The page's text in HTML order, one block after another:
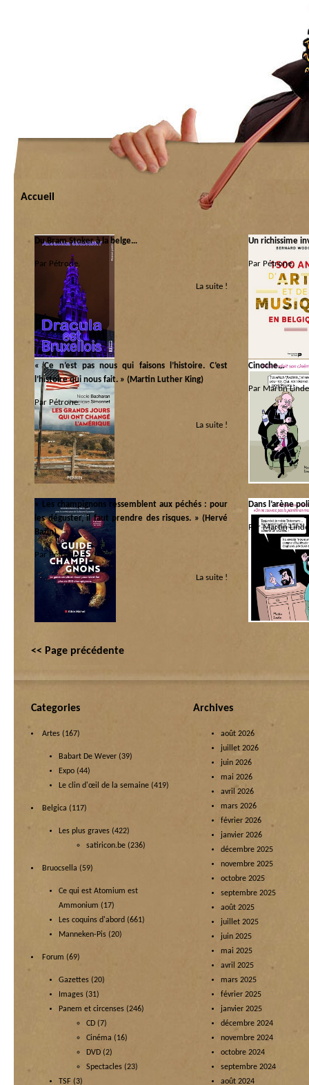
Accueil
Du Bram Stoker à la belge…
Par Pétrone.
Catégorie :
Scénarios
La suite !
Un richissime
Par Pétrone.
Catégorie :
Ça c’est beau |
« Ce n’est pas nous qui faisons l’histoire. C’est
l’histoire qui nous fait. » (Martin Luther King)
Par Pétrone.
Catégorie :
Héros et Zéros|Libri
La suite !
Cinoche…
Par Martin
Catégorie :
Politique
« Les champignons ressemblent aux péchés : pour
les déguster, il faut prendre des risques. » (Hervé
Bazin)
Par Pétrone.
Catégorie :
Libri | Pas idiot
La suite !
Dans l’arène
Par Martin
Catégorie :
La main invisible
sont dans le fruit
<< Page précédente
Categories
Artes (167)
Babart De Wever (39)
Expo (44)
Le clin d'œil de la semaine (419)
Belgica (117)
Les plus graves (422)
satiricon.be (236)
Bruocsella (59)
Ce qui est Atomium est
Ammonium (17)
Les coquins d'abord (661)
Manneken-Pis (20)
Forum (69)
Gazettes (20)
Images (31)
Panem et circenses (246)
CD (7)
Cinéma (16)
DVD (2)
Spectacles (23)
TSF (3)
Archives
août 2026
juillet 2026
juin 2026
mai 2026
avril 2026
mars 2026
février 2026
janvier 2026
décembre 2025
novembre 2025
octobre 2025
septembre 2025
août 2025
juillet 2025
juin 2025
mai 2025
avril 2025
mars 2025
février 2025
janvier 2025
décembre 2024
novembre 2024
octobre 2024
septembre 2024
août 2024